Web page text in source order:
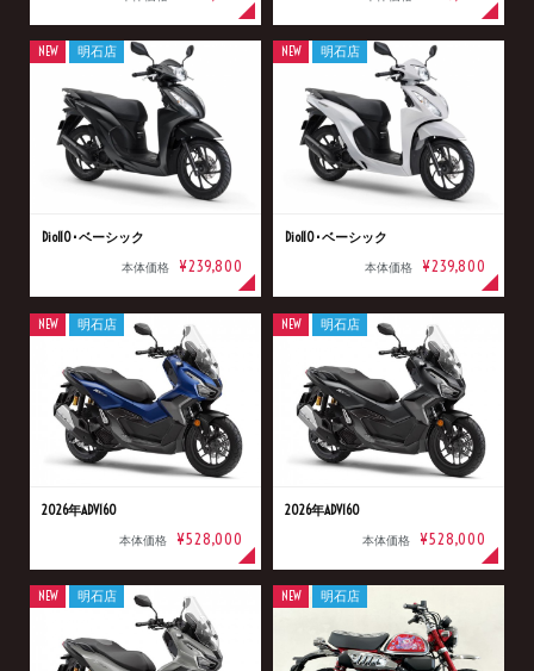
Dio110･ベーシック
本体価格 ¥239,800
NEW 明石店
Dio110･ベーシック
本体価格 ¥239,800
NEW 明石店
2026年ADV160
本体価格 ¥528,000
NEW 明石店
2026年ADV160
本体価格 ¥528,000
NEW 明石店
NEW 明石店 NEW 明石店